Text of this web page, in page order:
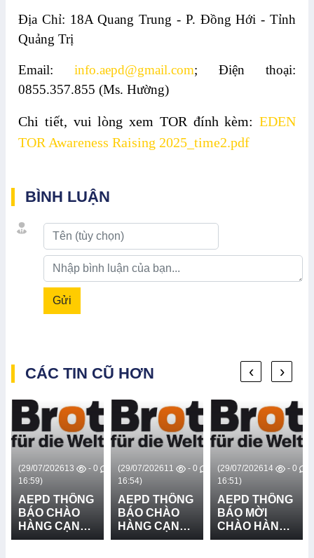
Địa Chỉ: 18A Quang Trung - P. Đồng Hới - Tỉnh
Quảng Trị
Email: info.aepd@gmail.com; Điện thoại:
0855.357.855 (Ms. Hường)
Chi tiết, vui lòng xem TOR đính kèm: EDEN
TOR Awareness Raising 2025_time2.pdf
BÌNH LUẬN
Gửi
CÁC TIN CŨ HƠN
(29/07/2026
16:59)
13 - 0
AEPD THÔNG
BÁO CHÀO
HÀNG CẠNH
TRANH CUNG
(29/07/2026
16:54)
11 - 0
AEPD THÔNG
BÁO CHÀO
HÀNG CẠNH
TRANH CUNG
(29/07/2026
16:51)
14 - 0
AEPD THÔNG
BÁO MỜI
CHÀO HÀNG
CẠNH TRANH
‹ ›